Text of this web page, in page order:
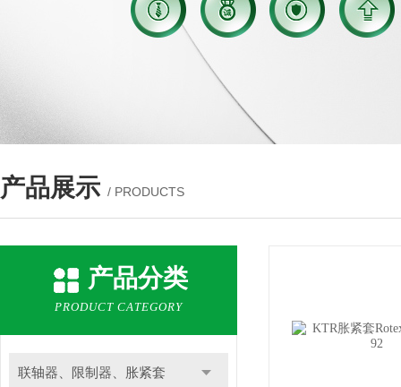
产品展示 / PRODUCTS
产品分类
PRODUCT CATEGORY
联轴器、限制器、胀紧套